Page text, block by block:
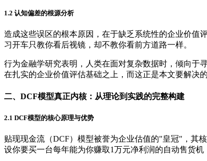
1.2 认知偏差的根源分析
造成这些误区的根本原因，在于缺乏系统性的企业价
习开车只教你看后视镜，却不教你看前方道路一样。
行为金融学研究表明，人类在面对复杂数据时，倾向于
在扎实的企业价值评估基础之上，而这正是本文要解决的
二、DCF模型真正内核：从理论到实践的完整构建
2.1 DCF模型的核心原理与优势
贴现现金流（DCF）模型被誉为企业估值的"皇冠"，其
设你要买一台每年能为你赚取1万元净利润的自动售货